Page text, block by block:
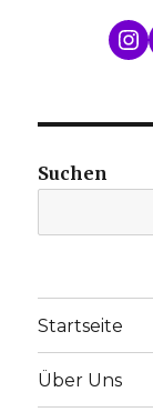
Suchen
Startseite
Über Uns